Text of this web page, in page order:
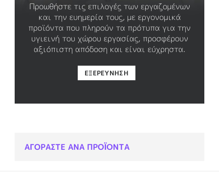
Προωθήστε τις επιλογές των εργαζομένων
και την ευημερία τους, με εργονομικά
προϊόντα που πληρούν τα πρότυπα για την
υγιεινή του χώρου εργασίας, προσφέρουν
αξιόπιστη απόδοση και είναι εύχρηστα.
ΕΞΕΡΕΎΝΗΣΗ
ΑΓΟΡΑΣΤΕ ΑΝΑ ΠΡΟΪΟΝΤΑ